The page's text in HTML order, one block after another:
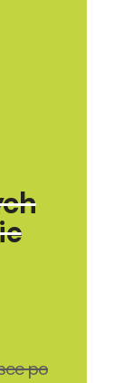
po